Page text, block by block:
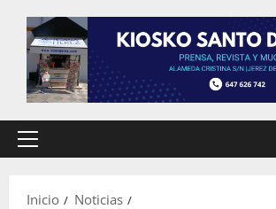
Menú
Inicio
Noticias